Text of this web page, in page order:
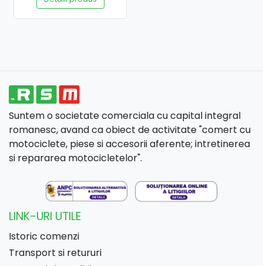
Suntem o societate comerciala cu capital integral
romanesc, avand ca obiect de activitate "comert cu
motociclete, piese si accesorii aferente; intretinerea
si repararea motocicletelor".
LINK-URI UTILE
Istoric comenzi
Transport si retururi